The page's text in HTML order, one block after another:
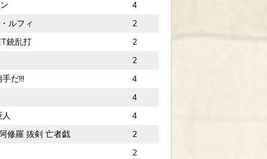
4
ルフィ
2
銃乱打
2
2
だ!!!
4
4
人
4
修羅 抜剣 亡者戯
2
2